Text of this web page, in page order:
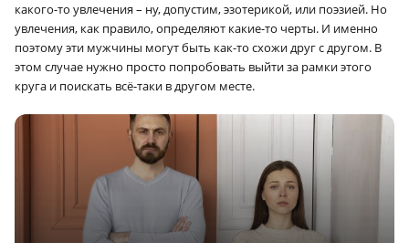
какого-то увлечения – ну, допустим, эзотерикой, или поэзией. Но
увлечения, как правило, определяют какие-то черты. И именно
поэтому эти мужчины могут быть как-то схожи друг с другом. В
этом случае нужно просто попробовать выйти за рамки этого
круга и поискать всё-таки в другом месте.